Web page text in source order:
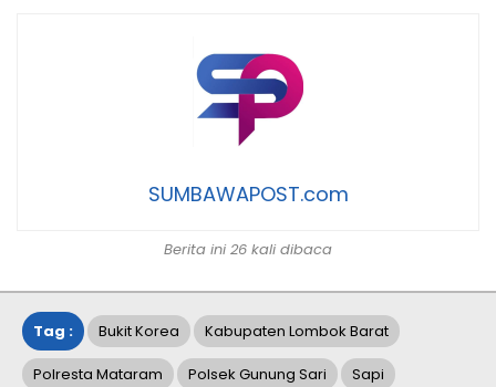
SUMBAWAPOST.com
Berita ini 26 kali dibaca
Tag : Bukit Korea Kabupaten Lombok Barat
Polresta Mataram Polsek Gunung Sari Sapi